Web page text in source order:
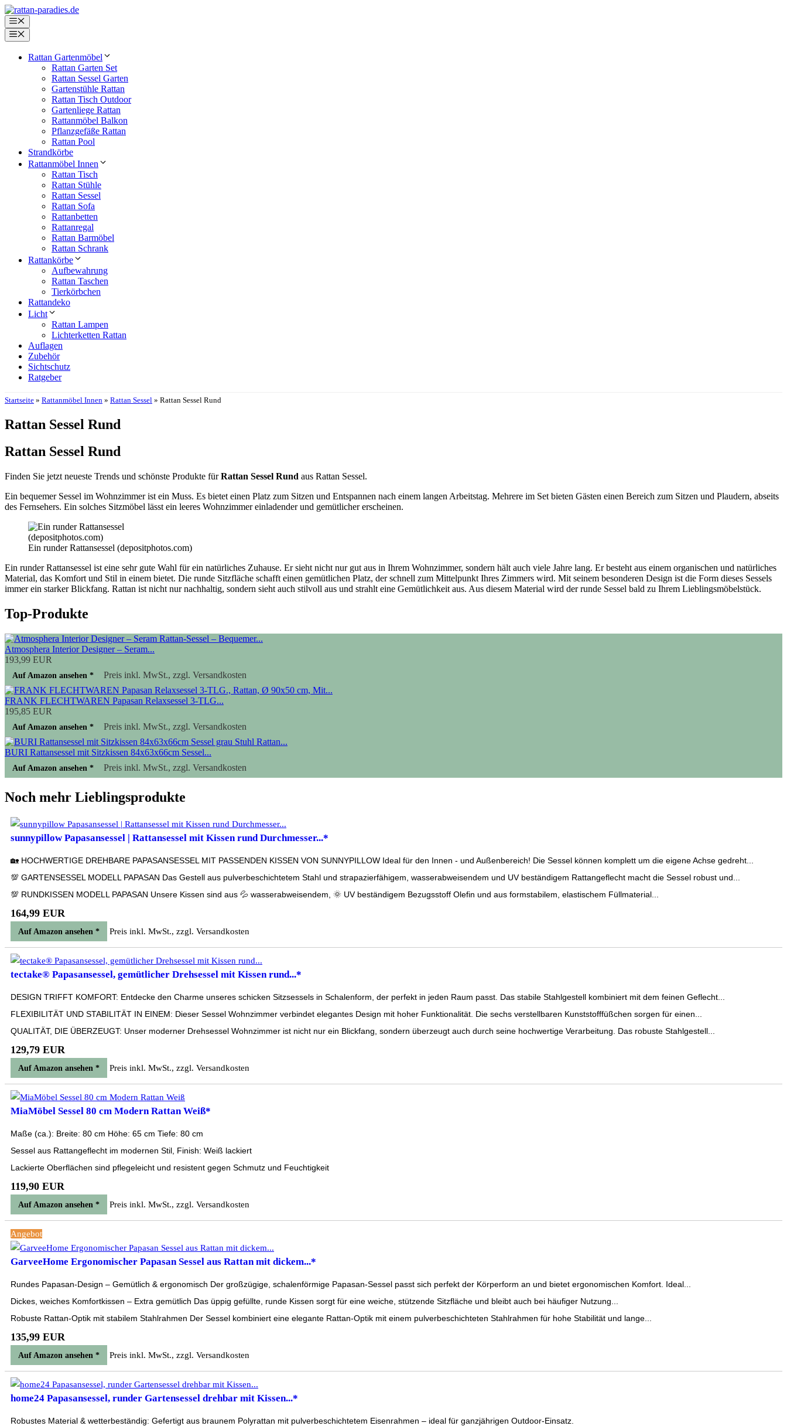
Zum
Inhalt
springen
Menü
Menü
Rattan Gartenmöbel
Rattan Garten Set
Rattan Sessel Garten
Gartenstühle Rattan
Rattan Tisch Outdoor
Gartenliege Rattan
Rattanmöbel Balkon
Pflanzgefäße Rattan
Rattan Pool
Strandkörbe
Rattanmöbel Innen
Rattan Tisch
Rattan Stühle
Rattan Sessel
Rattan Sofa
Rattanbetten
Rattanregal
Rattan Barmöbel
Rattan Schrank
Rattankörbe
Aufbewahrung
Rattan Taschen
Tierkörbchen
Rattandeko
Licht
Rattan Lampen
Lichterketten Rattan
Auflagen
Zubehör
Sichtschutz
Ratgeber
Startseite » Rattanmöbel Innen » Rattan Sessel » Rattan Sessel Rund
Rattan Sessel Rund
Rattan Sessel Rund
Finden Sie jetzt neueste Trends und schönste Produkte fürRattan Sessel Rund aus Rattan Sessel.
Ein bequemer Sessel im Wohnzimmer ist ein Muss. Es bietet einen Platz zum Sitzen und Entspannen nach einem langen Arbeitstag. Mehrere im Set bieten Gästen einen Bereich zum Sitzen und Plaudern, abseits
des Fernsehers. Ein solches Sitzmöbel lässt ein leeres Wohnzimmer einladender und gemütlicher erscheinen.
Ein runder Rattansessel (depositphotos.com)
Ein runder Rattansessel ist eine sehr gute Wahl für ein natürliches Zuhause. Er sieht nicht nur gut aus in Ihrem Wohnzimmer, sondern hält auch viele Jahre lang. Er besteht aus einem organischen und natürliches
Material, das Komfort und Stil in einem bietet. Die runde Sitzfläche schafft einen gemütlichen Platz, der schnell zum Mittelpunkt Ihres Zimmers wird. Mit seinem besonderen Design ist die Form dieses Sessels
immer ein starker Blickfang. Rattan ist nicht nur nachhaltig, sondern sieht auch stilvoll aus und strahlt eine Gemütlichkeit aus. Aus diesem Material wird der runde Sessel bald zu Ihrem Lieblingsmöbelstück.
Top-Produkte
Atmosphera Interior Designer – Seram...
193,99 EUR
Auf Amazon ansehen * Preis inkl. MwSt., zzgl. Versandkosten
FRANK FLECHTWAREN Papasan Relaxsessel 3-TLG...
195,85 EUR
Auf Amazon ansehen * Preis inkl. MwSt., zzgl. Versandkosten
BURI Rattansessel mit Sitzkissen 84x63x66cm Sessel...
Auf Amazon ansehen * Preis inkl. MwSt., zzgl. Versandkosten
Noch mehr Lieblingsprodukte
sunnypillow Papasansessel | Rattansessel mit Kissen rund Durchmesser...*
🏡 HOCHWERTIGE DREHBARE PAPASANSESSEL MIT PASSENDEN KISSEN VON SUNNYPILLOW Ideal für den Innen - und Außenbereich! Die Sessel können komplett um die eigene Achse gedreht...
💯 GARTENSESSEL MODELL PAPASAN Das Gestell aus pulverbeschichtetem Stahl und strapazierfähigem, wasserabweisendem und UV beständigem Rattangeflecht macht die Sessel robust und...
💯 RUNDKISSEN MODELL PAPASAN Unsere Kissen sind aus 💦 wasserabweisendem, 🌞 UV beständigem Bezugsstoff Olefin und aus formstabilem, elastischem Füllmaterial...
164,99 EUR
Auf Amazon ansehen * Preis inkl. MwSt., zzgl. Versandkosten
tectake® Papasansessel, gemütlicher Drehsessel mit Kissen rund...*
DESIGN TRIFFT KOMFORT: Entdecke den Charme unseres schicken Sitzsessels in Schalenform, der perfekt in jeden Raum passt. Das stabile Stahlgestell kombiniert mit dem feinen Geflecht...
FLEXIBILITÄT UND STABILITÄT IN EINEM: Dieser Sessel Wohnzimmer verbindet elegantes Design mit hoher Funktionalität. Die sechs verstellbaren Kunststofffüßchen sorgen für einen...
QUALITÄT, DIE ÜBERZEUGT: Unser moderner Drehsessel Wohnzimmer ist nicht nur ein Blickfang, sondern überzeugt auch durch seine hochwertige Verarbeitung. Das robuste Stahlgestell...
129,79 EUR
Auf Amazon ansehen * Preis inkl. MwSt., zzgl. Versandkosten
MiaMöbel Sessel 80 cm Modern Rattan Weiß*
Maße (ca.): Breite: 80 cm Höhe: 65 cm Tiefe: 80 cm
Sessel aus Rattangeflecht im modernen Stil, Finish: Weiß lackiert
Lackierte Oberflächen sind pflegeleicht und resistent gegen Schmutz und Feuchtigkeit
119,90 EUR
Auf Amazon ansehen * Preis inkl. MwSt., zzgl. Versandkosten
Angebot
GarveeHome Ergonomischer Papasan Sessel aus Rattan mit dickem...*
Rundes Papasan-Design – Gemütlich & ergonomisch Der großzügige, schalenförmige Papasan-Sessel passt sich perfekt der Körperform an und bietet ergonomischen Komfort. Ideal...
Dickes, weiches Komfortkissen – Extra gemütlich Das üppig gefüllte, runde Kissen sorgt für eine weiche, stützende Sitzfläche und bleibt auch bei häufiger Nutzung...
Robuste Rattan-Optik mit stabilem Stahlrahmen Der Sessel kombiniert eine elegante Rattan-Optik mit einem pulverbeschichteten Stahlrahmen für hohe Stabilität und lange...
135,99 EUR
Auf Amazon ansehen * Preis inkl. MwSt., zzgl. Versandkosten
home24 Papasansessel, runder Gartensessel drehbar mit Kissen...*
Robustes Material & wetterbeständig: Gefertigt aus braunem Polyrattan mit pulverbeschichtetem Eisenrahmen – ideal für ganzjährigen Outdoor-Einsatz.